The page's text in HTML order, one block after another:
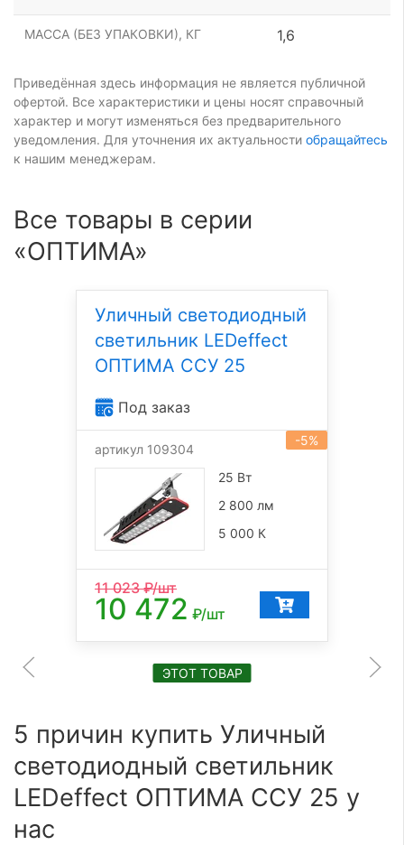
МАССА (БЕЗ УПАКОВКИ), КГ 1,6
Приведённая здесь информация не является публичной
офертой. Все характеристики и цены носят справочный
характер и могут изменяться без предварительного
уведомления. Для уточнения их актуальности обращайтесь
к нашим менеджерам.
Все товары в серии
«ОПТИМА»
Уличный светодиодный
светильник LEDeffect
ОПТИМА ССУ 25
Под заказ
-5%
артикул 109304
25 Вт
2 800 лм
5 000 К
11 023₽/шт
10 472 ₽/шт
ЭТОТ ТОВАР
5 причин купить Уличный
светодиодный светильник
LEDeffect ОПТИМА ССУ 25 у
нас